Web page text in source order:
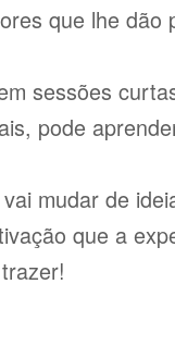
que lhe dão
sessões
pode
mudar de
que a